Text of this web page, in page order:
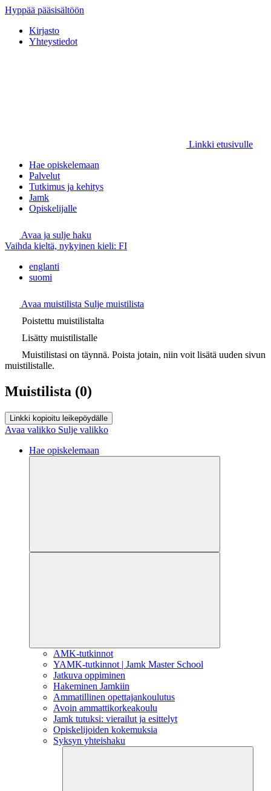
Hyppää pääsisältöön
Kirjasto
Yhteystiedot
Linkki etusivulle
Hae opiskelemaan
Palvelut
Tutkimus ja kehitys
Jamk
Opiskelijalle
Avaa ja sulje haku
Vaihda kieltä, nykyinen kieli: FI
englanti
suomi
Avaa muistilista Sulje muistilista
Poistettu muistilistalta
Lisätty muistilistalle
Muistilistasi on täynnä. Poista jotain, niin voit lisätä uuden sivun
muistilistalle.
Muistilista (0)
Linkki kopioitu leikepöydälle
Avaa valikko Sulje valikko
Hae opiskelemaan
AMK-tutkinnot
YAMK-tutkinnot | Jamk Master School
Jatkuva oppiminen
Hakeminen Jamkiin
Ammatillinen opettajankoulutus
Avoin ammattikorkeakoulu
Jamk tutuksi: vierailut ja esittelyt
Opiskelijoiden kokemuksia
Syksyn yhteishaku